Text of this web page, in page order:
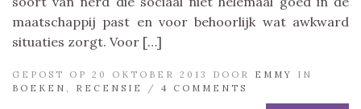
maatschappij past en voor behoorlijk wat awkward
situaties zorgt. Voor […]
GEPOST OP 20 OKTOBER 2013 DOOR EMMY
IN
BOEKEN
RECENSIE / 4 COMMENTS